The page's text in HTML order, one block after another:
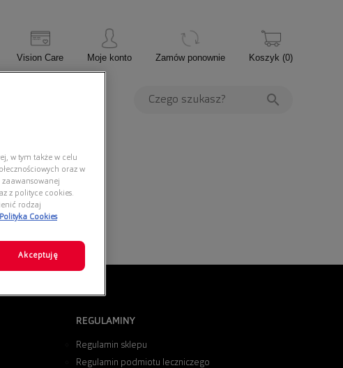
Vision Care Moje konto Zamów ponownie Koszyk (0)
REGULAMINY
Regulamin sklepu
Regulamin podmiotu leczniczego
w tym także w celu
oraz w
z polityce cookies.
rodzaj
Polityka Cookies
Akceptuję